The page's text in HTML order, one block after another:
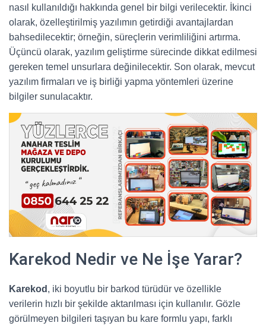
nasıl kullanıldığı hakkında genel bir bilgi verilecektir. İkinci
olarak, özelleştirilmiş yazılımın getirdiği avantajlardan
bahsedilecektir; örneğin, süreçlerin verimliliğini artırma.
Üçüncü olarak, yazılım geliştirme sürecinde dikkat edilmesi
gereken temel unsurlara değinilecektir. Son olarak, mevcut
yazılım firmaları ve iş birliği yapma yöntemleri üzerine
bilgiler sunulacaktır.
Karekod Nedir ve Ne İşe Yarar?
Karekod , iki boyutlu bir barkod türüdür ve özellikle
verilerin hızlı bir şekilde aktarılması için kullanılır. Gözle
görülmeyen bilgileri taşıyan bu kare formlu yapı, farklı